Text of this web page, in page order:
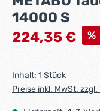
14000 S
Verkaufspreis:
224,35 € %
Inhalt: 1 Stück
Preise inkl. MwSt.